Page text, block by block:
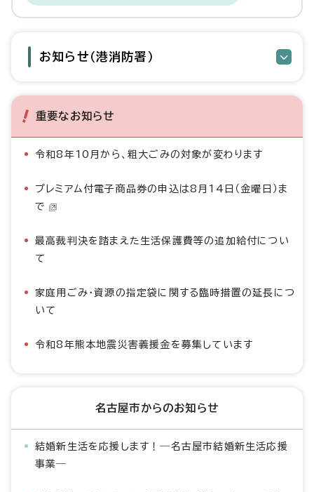
お知らせ（港消防署）
重要なお知らせ
令和8年10月から、粗大ごみの対象が変わります
プレミアム付電子商品券の申込は8月14日（金曜日）ま
で
最高裁判決を踏まえた生活保護費等の追加給付につい
て
家庭用ごみ・資源の指定袋に関する臨時措置の延長につ
いて
令和8年熊本地震災害義援金を募集しています
名古屋市からのお知らせ
結婚新生活を応援します！―名古屋市結婚新生活応援
事業―